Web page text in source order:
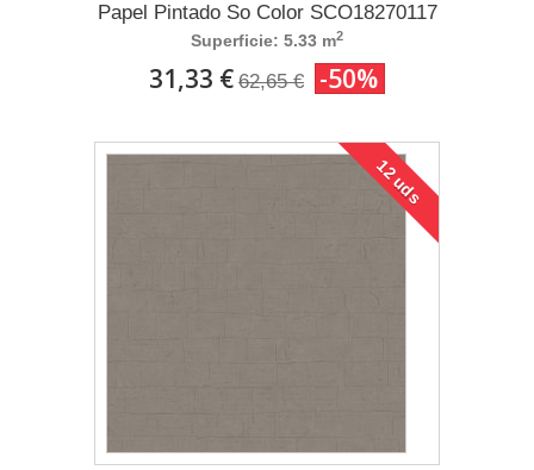
Papel Pintado So Color SCO18270117
Superficie: 5.33 m2
31,33 € 62,65 € -50%
12 uds